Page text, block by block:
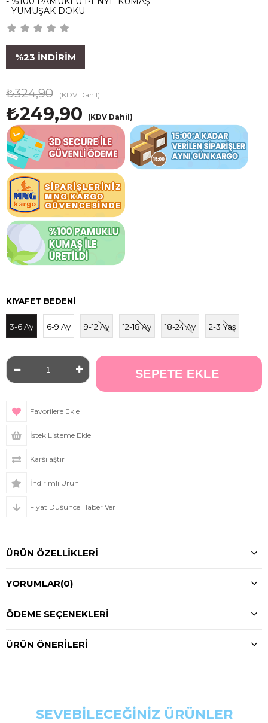
- YUMUŞAK DOKU
%23 İNDIRIM
₺324,90 (KDV Dahil)
₺249,90 (KDV Dahil)
KIYAFET BEDENI
3-6 Ay 6-9 Ay 9-12 Ay 12-18 Ay 18-24 Ay 2-3 Yaş
Favorilere Ekle
İstek Listeme Ekle
Karşılaştır
İndirimli Ürün
Fiyat Düşünce Haber Ver
ÜRÜN ÖZELLIKLERI
YORUMLAR(0)
ÖDEME SEÇENEKLERI
ÜRÜN ÖNERILERI
SEVEBİLECEĞİNİZ ÜRÜNLER